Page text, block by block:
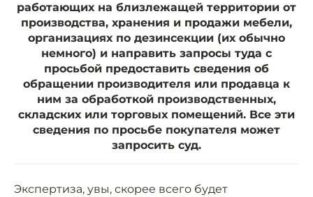
работающих на близлежащей территории от
производства, хранения и продажи мебели,
организациях по дезинсекции (их обычно
немного) и направить запросы туда с
просьбой предоставить сведения об
обращении производителя или продавца к
ним за обработкой производственных,
складских или торговых помещений. Все эти
сведения по просьбе покупателя может
запросить суд.
Экспертиза, увы, скорее всего будет